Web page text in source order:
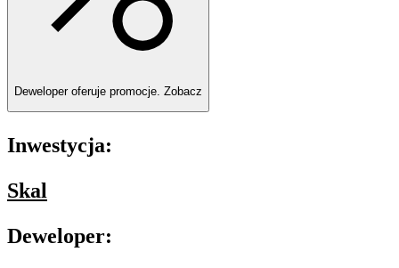
Deweloper oferuje promocje. Zobacz
Inwestycja:
Skal
Deweloper: